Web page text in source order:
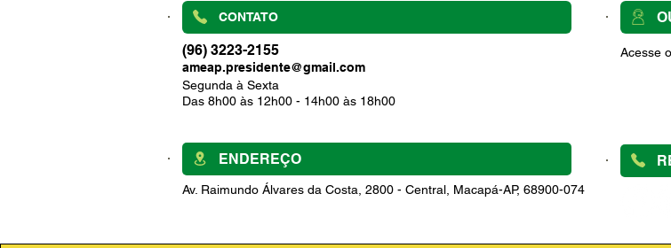
(96) 3223-2155
Segunda à Sexta
Das 8h00 às 12h00 - 14h00 às 18h00
CONTATO
Av. Raimundo Álvares da Costa, 2800 - Central, Macapá-AP, 68900-074
ENDEREÇO
Acesse
ameap.presidente@gmail.com